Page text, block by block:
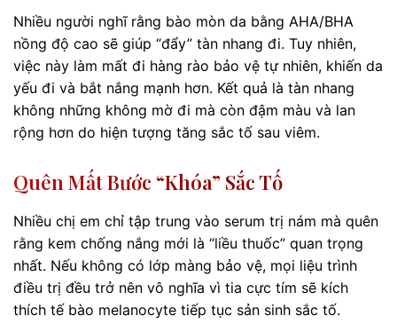
Nhiều người nghĩ rằng bào mòn da bằng AHA/BHA
nồng độ cao sẽ giúp “đẩy” tàn nhang đi. Tuy nhiên,
việc này làm mất đi hàng rào bảo vệ tự nhiên, khiến da
yếu đi và bắt nắng mạnh hơn. Kết quả là tàn nhang
không những không mờ đi mà còn đậm màu và lan
rộng hơn do hiện tượng tăng sắc tố sau viêm.
Quên Mất Bước “khóa” Sắc Tố
Nhiều chị em chỉ tập trung vào serum trị nám mà quên
rằng kem chống nắng mới là “liều thuốc” quan trọng
nhất. Nếu không có lớp màng bảo vệ, mọi liệu trình
điều trị đều trở nên vô nghĩa vì tia cực tím sẽ kích
thích tế bào melanocyte tiếp tục sản sinh sắc tố.